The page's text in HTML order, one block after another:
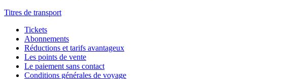
Titres de transport
Tickets
Abonnements
Réductions et tarifs avantageux
Les points de vente
Le paiement sans contact
Conditions générales de voyage